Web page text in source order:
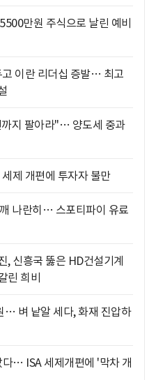
만원 주식으로 날린 예비
이란 리더십 증발… 최고
지 팔아라"… 양도세 중과
제 개편에 투자자 불만
나란히… 스포티파이 유료
, 신흥국 뚫은 HD건설기계
린 희비
… 벼 낱알 세다, 화재 진압하
다… ISA 세제개편에 '막차 개